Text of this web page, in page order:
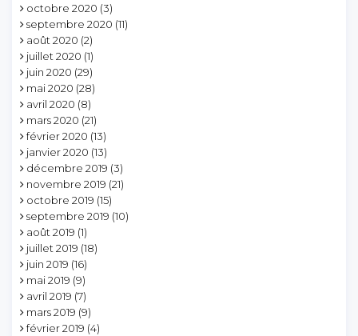
octobre 2020 (3)
septembre 2020 (11)
août 2020 (2)
juillet 2020 (1)
juin 2020 (29)
mai 2020 (28)
avril 2020 (8)
mars 2020 (21)
février 2020 (13)
janvier 2020 (13)
décembre 2019 (3)
novembre 2019 (21)
octobre 2019 (15)
septembre 2019 (10)
août 2019 (1)
juillet 2019 (18)
juin 2019 (16)
mai 2019 (9)
avril 2019 (7)
mars 2019 (9)
février 2019 (4)